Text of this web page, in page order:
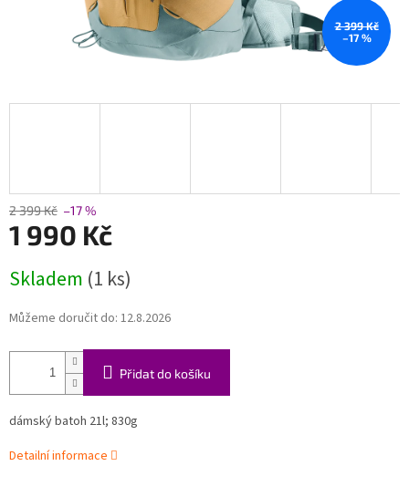
2 399 Kč
–17 %
2 399 Kč –17 %
1 990 Kč
cena:
Skladem (1 ks)
Můžeme doručit do: 12.8.2026
Přidat do košíku
dámský batoh 21l; 830g
Detailní informace